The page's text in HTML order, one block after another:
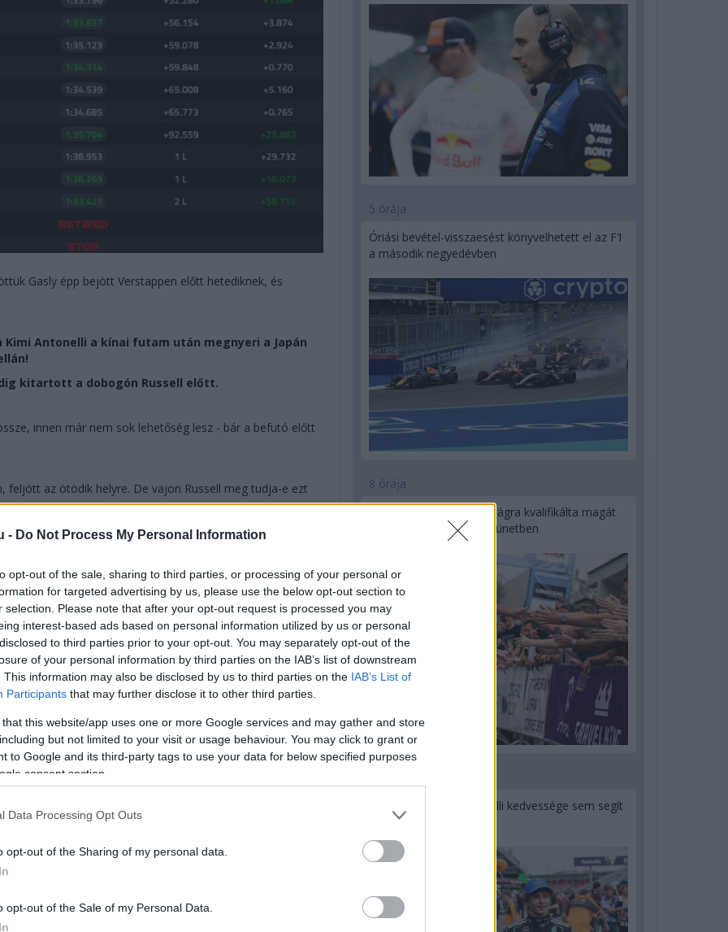
- Do Not Process My Personal Information
opt-out of the sale, sharing to third parties, or processing of your personal or
for targeted advertising by us, please use the below opt-out section to
selection. Please note that after your opt-out request is processed you may
interest-based ads based on personal information utilized by us or personal
to third parties prior to your opt-out. You may separately opt-out of the
of your personal information by third parties on the IAB’s list of downstream
This information may also be disclosed by us to third parties on the IAB’s List of
Participants that may further disclose it to other third parties.
that this website/app uses one or more Google services and may gather and store
but not limited to your visit or usage behaviour. You may click to grant or
to Google and its third-party tags to use your data for below specified purposes
consent section.
Data Processing Opt Outs
opt-out of the Sharing of my personal data.
opt-out of the Sale of my Personal Data.
Gasly épp bejött Verstappen előtt hetediknek, és
Kimi Antonelli a kínai futam után megnyeri a Japán
kitartott a dobogón Russell előtt.
innen már nem sok lehetőség lesz - bár a befutó előtt
feljött az ötödik helyre. De vajon Russell meg tudja-e ezt
Russell előz a sikánnál, a célegyenesben Leclerc
és Norris között.
lehet még összecsapás Leclerc és Russell között, de
azt ezen a futamon már sokszor láthattuk, a
tőle a pozíciót. Ez ma a "verseny" meg a "csata".
vezet Piastri előtt - tiszta levegőben óriási a Mercedes
egyelőre nem boldogul Leclerc-rel, ez alapján érdekes
az SC nélkül...
Norris panaszkodott is mögötte a rádión, hogy kérné a
helyre a brit.
nem, a célegyenesben viszont elment Hamilton mellett.
5 órája
Óriási bevétel-visszaesést könyvelhetett el az F1
a második negyedévben
8 órája
Kerékpáros világbajnokságra kvalifikálta magát
Bottas az F1-es nyári szünetben
Montoya szerint Antonelli kedvessége sem segít
Russellen